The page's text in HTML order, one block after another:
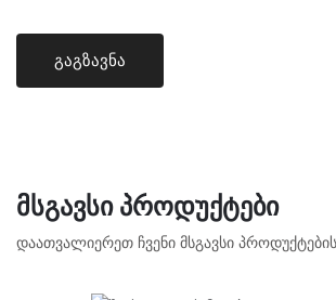
ᲛᲡᲒᲐᲕᲡᲘ ᲞᲠᲝᲓᲣᲥᲢᲔᲑᲘ
დაათვალიერეთ ჩვენი მსგავსი